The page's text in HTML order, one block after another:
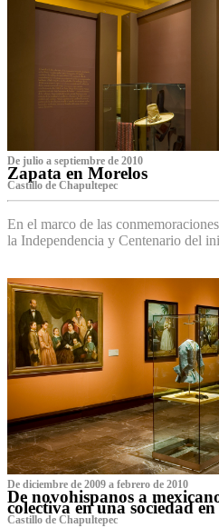
De julio a septiembre de 2010
Zapata en Morelos
Castillo de Chapultepec
En el marco de las
la Independencia y Centenario del
De diciembre de 2009 a febrero de 2010
De novohispanos a
colectiva en una sociedad
Castillo de Chapultepec